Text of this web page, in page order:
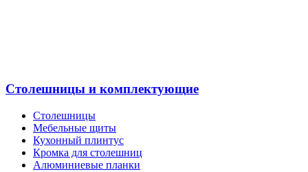
Столешницы и комплектующие
Столешницы
Мебельные щиты
Кухонный плинтус
Кромка для столешниц
Алюминиевые планки